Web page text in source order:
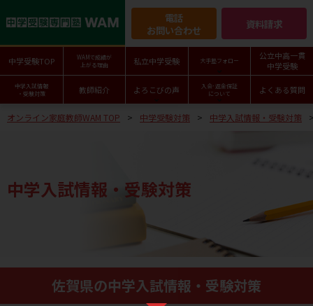
電話
お問い合わせ
資料請求
中学受験TOP
WAMで成績が
上がる理由
私立中学受験 大手塾フォロー
公立中高一貫
中学受験
中学入試情報
・受験対策
教師紹介 よろこびの声
入会･返金保証
について
よくある質問
オンライン家庭教師WAM TOP 中学受験対策 中学入試情報・受験対策
中学入試情報・受験対策
佐賀県の中学入試情報・受験対策